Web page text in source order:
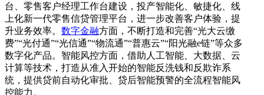
台、零售客户经理工作台建设，投产智能化、敏捷化、线
上化新一代零售信贷管理平台，进一步改善客户体验，提
升业务效率。 数字金融方面，不断打造和完善“光大云缴
费”“光付通”“光信通”“物流通”“普惠云”“阳光融e链”等众多
数字化产品。智能风控方面，借助人工智能、大数据、云
计算等技术，打造从准入开始的智能反洗钱和反欺诈系
统，提供贷前自动化审批、贷后智能预警的全流程智能风
控能力。